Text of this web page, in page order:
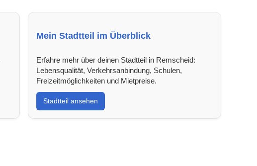
Mein Stadtteil im Überblick
Erfahre mehr über deinen Stadtteil in Remscheid:
Lebensqualität, Verkehrsanbindung, Schulen,
Freizeitmöglichkeiten und Mietpreise.
Stadtteil ansehen